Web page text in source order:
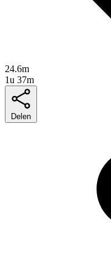
24.6m
1u 37m
Delen